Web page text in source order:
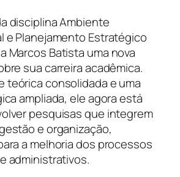
disciplina Ambiente
e Planejamento Estratégico
Marcos Batista uma nova
sua carreira acadêmica.
teórica consolidada e uma
ampliada, ele agora está
pesquisas que integrem
e organização,
a melhoria dos processos
administrativos.